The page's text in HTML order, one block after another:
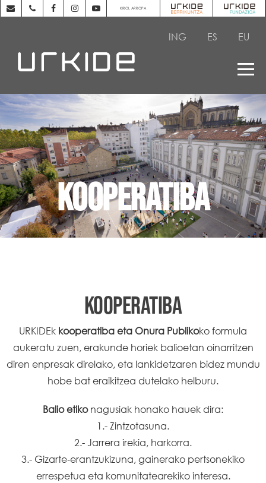
KIROL ARROPA
ING ES EU
KOOPERATIBA
KOOPERATIBA
URKIDEk kooperatiba eta Onura Publikoko formula
aukeratu zuen, erakunde horiek balioetan oinarritzen
diren enpresak direlako, eta lankidetzaren bidez mundu
hobe bat eraikitzea dutelako helburu.
Balio etikonagusiak honako hauek dira:
1.- Zintzotasuna.
2.- Jarrera irekia, harkorra.
3.- Gizarte‑erantzukizuna, gainerako pertsonekiko
errespetua eta komunitatearekiko interesa.